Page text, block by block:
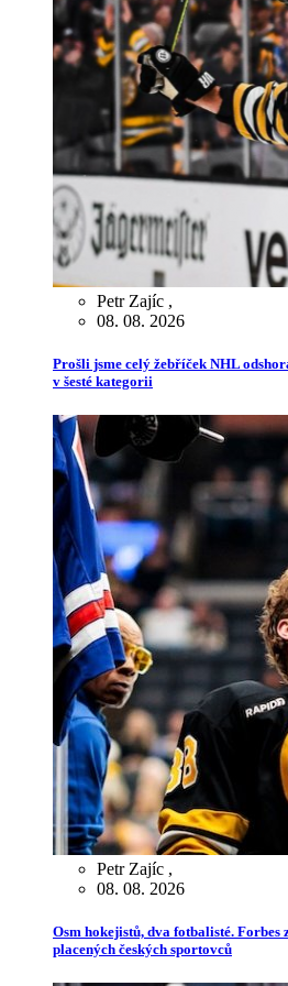
Petr Zajíc ,
08. 08. 2026
Prošli jsme celý žebříček NHL
v šesté kategorii
Petr Zajíc ,
08. 08. 2026
Osm hokejistů, dva fotbalisté. Forbes
placených českých sportovců